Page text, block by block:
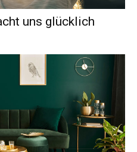
uns glücklich